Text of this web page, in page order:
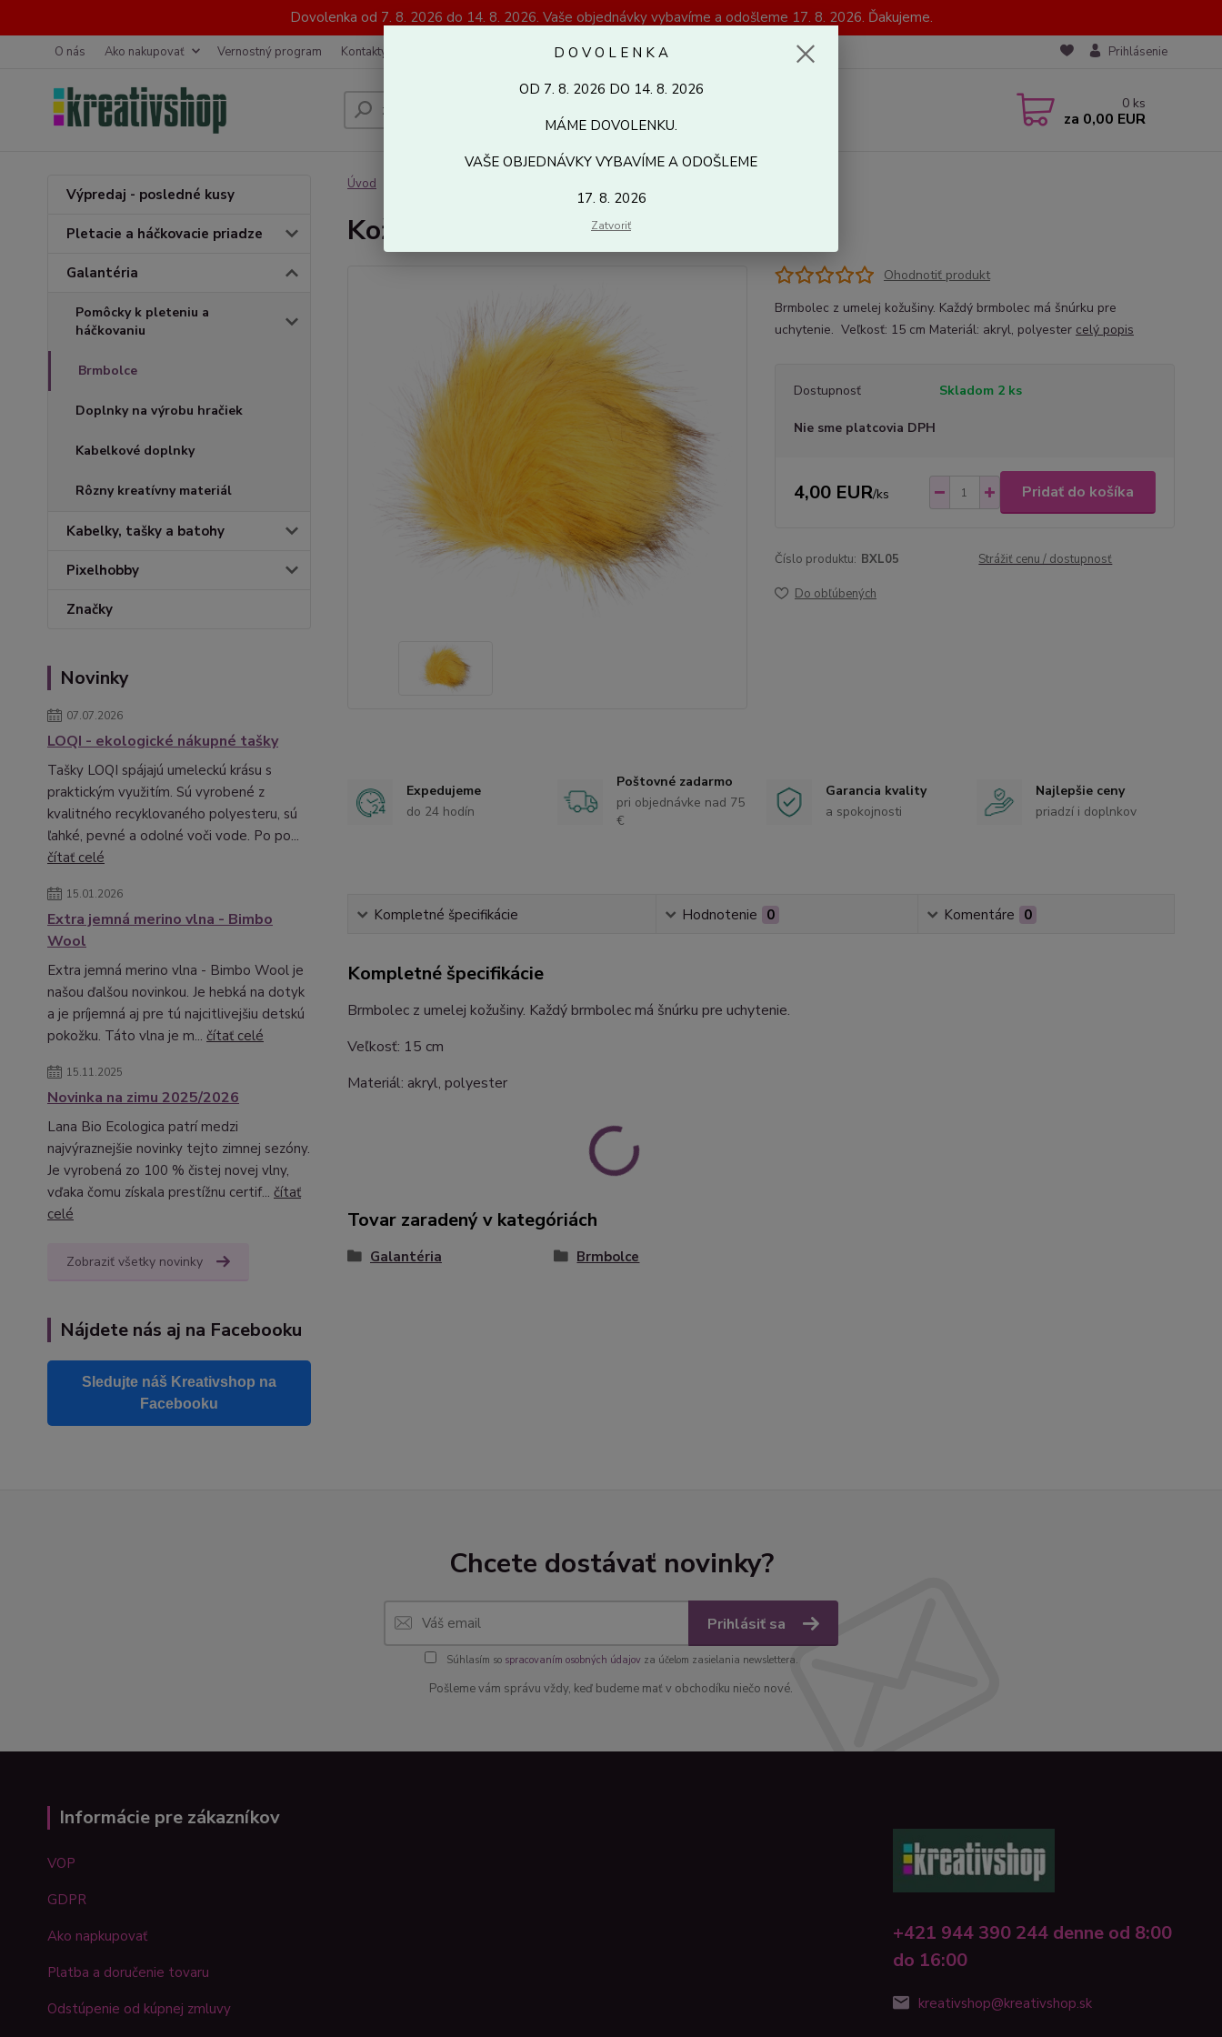
Dovolenka od 7. 8. 2026 do 14. 8. 2026. Vaše objednávky vybavíme a odošleme 17. 8. 2026. Ďakujeme.
O nás Ako nakupovať Vernostný program Kontakty Prihlásenie
0 ks
za 0,00 EUR
Výpredaj - posledné kusy
Pletacie a háčkovacie priadze
Galantéria
Pomôcky k pleteniu a
háčkovaniu
Brmbolce
Doplnky na výrobu hračiek
Kabelkové doplnky
Rôzny kreatívny materiál
Kabelky, tašky a batohy
Pixelhobby
Značky
Novinky
07.07.2026
LOQI - ekologické nákupné tašky
Tašky LOQI spájajú umeleckú krásu s
praktickým využitím. Sú vyrobené z
kvalitného recyklovaného polyesteru, sú
ľahké, pevné a odolné voči vode. Po po...
čítať celé
15.01.2026
Extra jemná merino vlna - Bimbo
Wool
Extra jemná merino vlna - Bimbo Wool je
našou ďalšou novinkou. Je hebká na dotyk
a je príjemná aj pre tú najcitlivejšiu detskú
pokožku. Táto vlna je m... čítať celé
15.11.2025
Novinka na zimu 2025/2026
Lana Bio Ecologica patrí medzi
najvýraznejšie novinky tejto zimnej sezóny.
Je vyrobená zo 100 % čistej novej vlny,
vďaka čomu získala prestížnu certif... čítať
celé
Zobraziť všetky novinky
Nájdete nás aj na Facebooku
Sledujte náš Kreativshop na
Facebooku
Úvod
Kožušinový brmbolec Ø 15 cm - 05
Ohodnotiť produkt
Brmbolec z umelej kožušiny. Každý brmbolec má šnúrku pre
uchytenie. Veľkosť: 15 cm Materiál: akryl, polyester celý popis
Dostupnosť Skladom 2 ks
Nie sme platcovia DPH
4,00 EUR/ks Pridať do košíka
Číslo produktu: BXL05 Strážiť cenu / dostupnosť
Do obľúbených
Expedujeme
do 24 hodín
Poštovné zadarmo
pri objednávke nad 75
€
Garancia kvality
a spokojnosti
Najlepšie ceny
priadzí i doplnkov
Kompletné špecifikácie Hodnotenie 0 Komentáre 0
Kompletné špecifikácie
Brmbolec z umelej kožušiny. Každý brmbolec má šnúrku pre uchytenie.
Veľkosť: 15 cm
Materiál: akryl, polyester
Tovar zaradený v kategóriách
Galantéria Brmbolce
Chcete dostávať novinky?
Prihlásiť sa
Súhlasím so spracovaním osobných údajovza účelom zasielania newslettera.
Pošleme vám správu vždy, keď budeme mať v obchodíku niečo nové.
Informácie pre zákazníkov
VOP
GDPR
Ako napkupovať
Platba a doručenie tovaru
Odstúpenie od kúpnej zmluvy
+421 944 390 244 denne od 8:00
do 16:00
kreativshop@kreativshop.sk
D O V O L E N K A
OD 7. 8. 2026 DO 14. 8. 2026
MÁME DOVOLENKU.
VAŠE OBJEDNÁVKY VYBAVÍME A ODOŠLEME
17. 8. 2026
Zatvoriť